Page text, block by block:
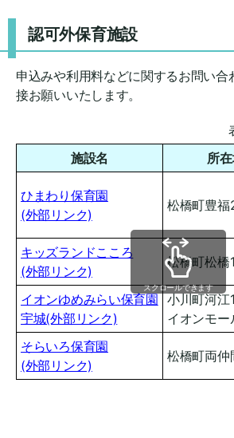
認可外保育施設
申込みや利用料などに関するお問い合
接お願いいたします。
施設名
所
ひまわり保育園
(外部リンク)
松橋町豊
キッズランドこころ
(外部リンク)
松橋町松橋
イオンゆめみらい保育園
宇城(外部リンク)
小川町河江
イオンモー
そらいろ保育園
(外部リンク)
松橋町両仲
スクロールできます